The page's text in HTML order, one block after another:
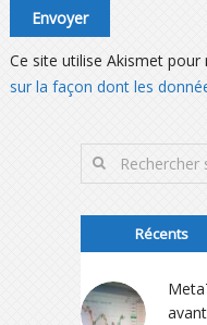
Ce site utilise Akismet pour
sur la façon dont les
Récents